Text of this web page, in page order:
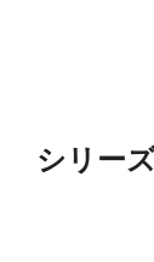
シリー